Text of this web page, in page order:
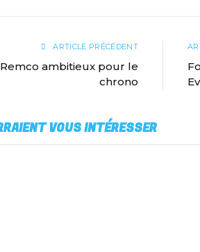
ARTICLE PRÉCÉDENT
ambitieux pour le
chrono
VOUS INTÉRESSER